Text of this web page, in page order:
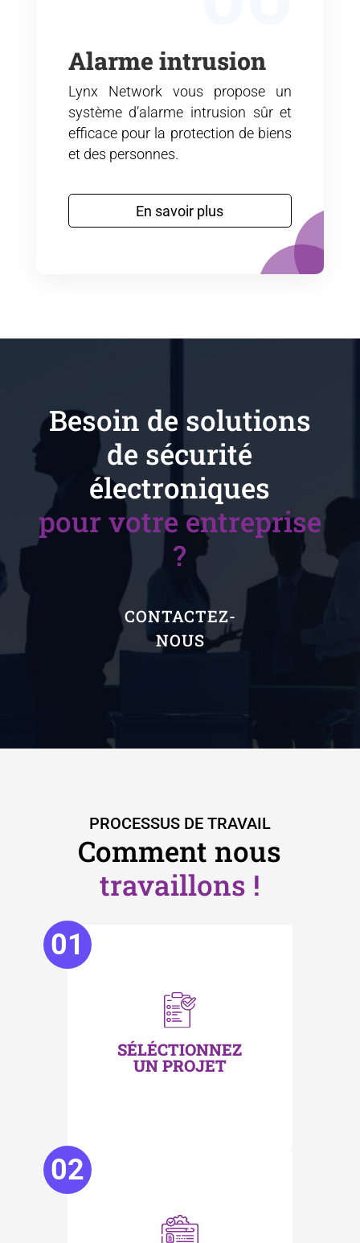
Alarme intrusion
Lynx Network vous propose un
système d’alarme intrusion sûr et
efficace pour la protection de biens
et des personnes.
En savoir plus
Besoin de solutions
de sécurité
électroniques
pour votre entreprise
?
CONTACTEZ-
NOUS
PROCESSUS DE TRAVAIL
Comment nous
travaillons !
01
SÉLÉCTIONNEZ
UN PROJET
02